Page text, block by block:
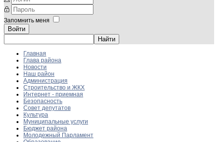
Запомнить меня
Войти
Главная
Глава района
Новости
Наш район
Администрация
Строительство и ЖКХ
Интернет - приемная
Безопасность
Совет депутатов
Культура
Муниципальные услуги
Бюджет района
Молодежный Парламент